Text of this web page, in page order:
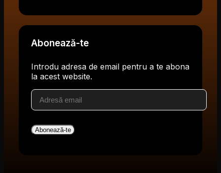
Abonează-te
Introdu adresa de email pentru a te abona
la acest website.
Adresă
email
Abonează-te